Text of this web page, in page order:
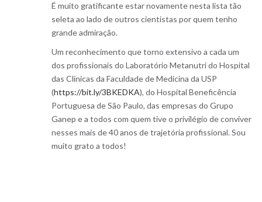
É muito gratificante estar novamente nesta lista tão
seleta ao lado de outros cientistas por quem tenho
grande admiração.
Um reconhecimento que torno extensivo a cada um
dos profissionais do Laboratório Metanutri do Hospital
das Clínicas da Faculdade de Medicina da USP
(https://bit.ly/3BKEDKA), do Hospital Beneficência
Portuguesa de São Paulo, das empresas do Grupo
Ganep e a todos com quem tive o privilégio de conviver
nesses mais de 40 anos de trajetória profissional. Sou
muito grato a todos!